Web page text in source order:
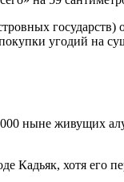
угодий на
ныне живущих
Кадьяк, хотя